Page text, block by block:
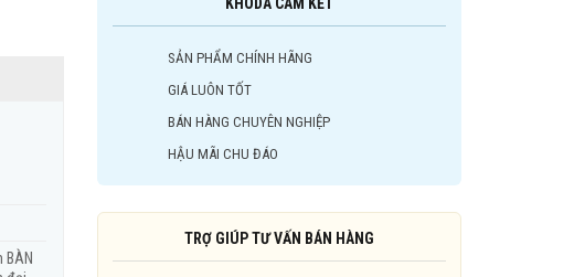
SẢN PHẨM CHÍNH HÃNG
GIÁ LUÔN TỐT
BÁN HÀNG CHUYÊN NGHIỆP
HẬU MÃI CHU ĐÁO
TRỢ GIÚP TƯ VẤN BÁN HÀNG